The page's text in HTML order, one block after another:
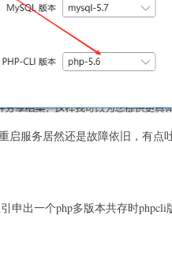
启服务居然还是故障依旧，有点
申出一个php多版本共存时phpcli